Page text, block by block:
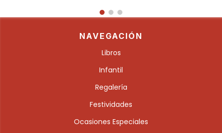
NAVEGACIÓN
Libros
Infantil
Regalería
Festividades
Ocasiones Especiales